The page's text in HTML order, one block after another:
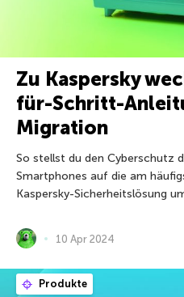
Zu Kaspersky
für-Schritt-
Migration
So stellst du den Cyberschutz
Smartphones auf die am
Kaspersky-Sicherheitslösung
10 Apr 2024
Produkte